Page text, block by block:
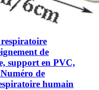
de
support en PVC,
de
humain